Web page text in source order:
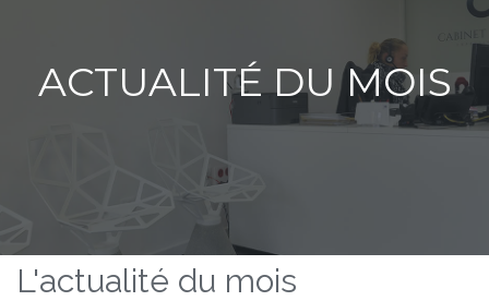
ACTUALITÉ DU MOIS
L'actualité du mois